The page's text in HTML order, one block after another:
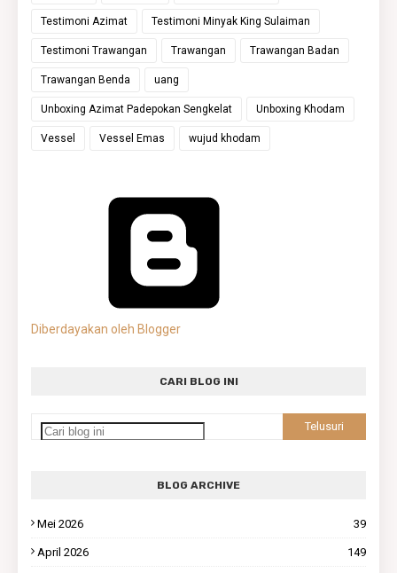
Testimoni Azimat Testimoni Minyak King Sulaiman
Testimoni Trawangan Trawangan Trawangan Badan
Trawangan Benda uang
Unboxing Azimat Padepokan Sengkelat Unboxing Khodam
Vessel Vessel Emas wujud khodam
Diberdayakan oleh Blogger
CARI BLOG INI
BLOG ARCHIVE
Mei 2026 39
April 2026 149